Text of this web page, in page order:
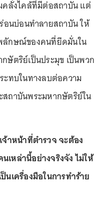
คลั่งไคล้ที่มีต่อสถาบัน แต่
อนบ่อนทำลายสถาบัน ให้
ลักษณ์ของคนที่ยึดมั่นใน
ษัตริย์เป็นประมุข เป็นพวก
ะทบในทางลบต่อความ
ถาบันพระมหากษัตริย์ใน
าหน้าที่ตำรวจ จะต้อง
หล่านี้อย่างจริงจัง ไม่ให้
นเครื่องมือในการทำร้าย